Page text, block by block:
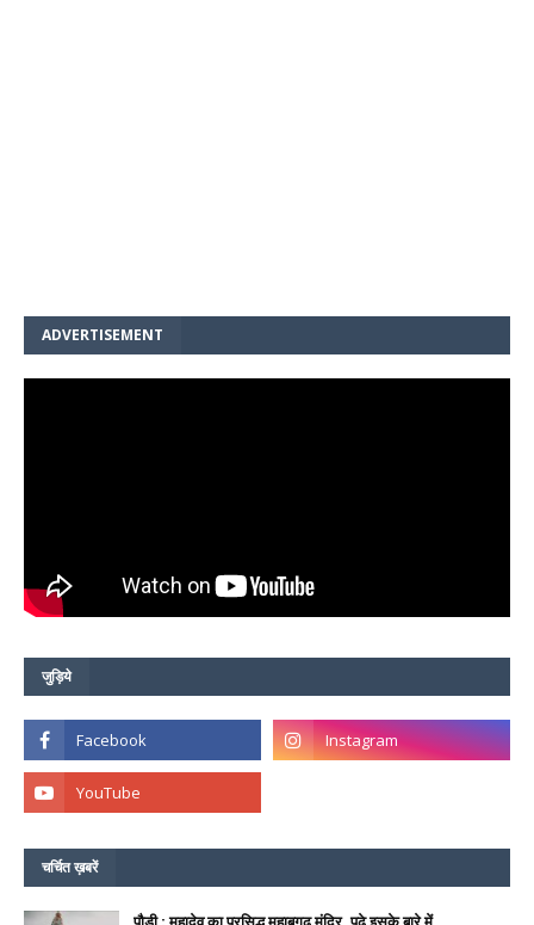
ADVERTISEMENT
जुड़िये
चर्चित ख़बरें